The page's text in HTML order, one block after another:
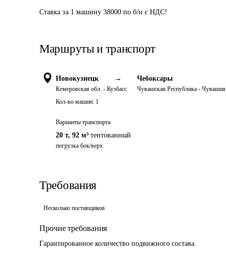
Ставка за 1 машину 38000 по б/н с НДС!
Маршруты и транспорт
Новокузнецк →
Кемеровская обл. - Кузбасс
Чебоксары
Чувашская Республика - Чувашия
Кол-во машин: 1
Варианты транспорта
20 т, 92 м³ тентованный
погрузка бок/верх
Требования
Несколько поставщиков
Прочие требования
Гарантированное количество подвижного состава.